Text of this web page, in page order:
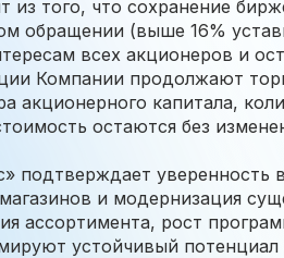
из того, что сохранение
обращении (выше 16%
всех акционеров и
Компании продолжают
акционерного капитала,
остаются без
подтверждает уверенность
и модернизация
ассортимента, рост
устойчивый